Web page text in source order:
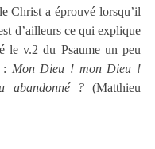
Christ a éprouvé lorsqu’il
d’ailleurs ce qui explique
le v.2 du Psaume un peu
: Mon Dieu ! mon Dieu !
abandonné ? (Matthieu